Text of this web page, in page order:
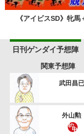
《アイビスSD》牝
日刊ゲンダイ予想陣
関東予想陣
武田昌已
外山勲